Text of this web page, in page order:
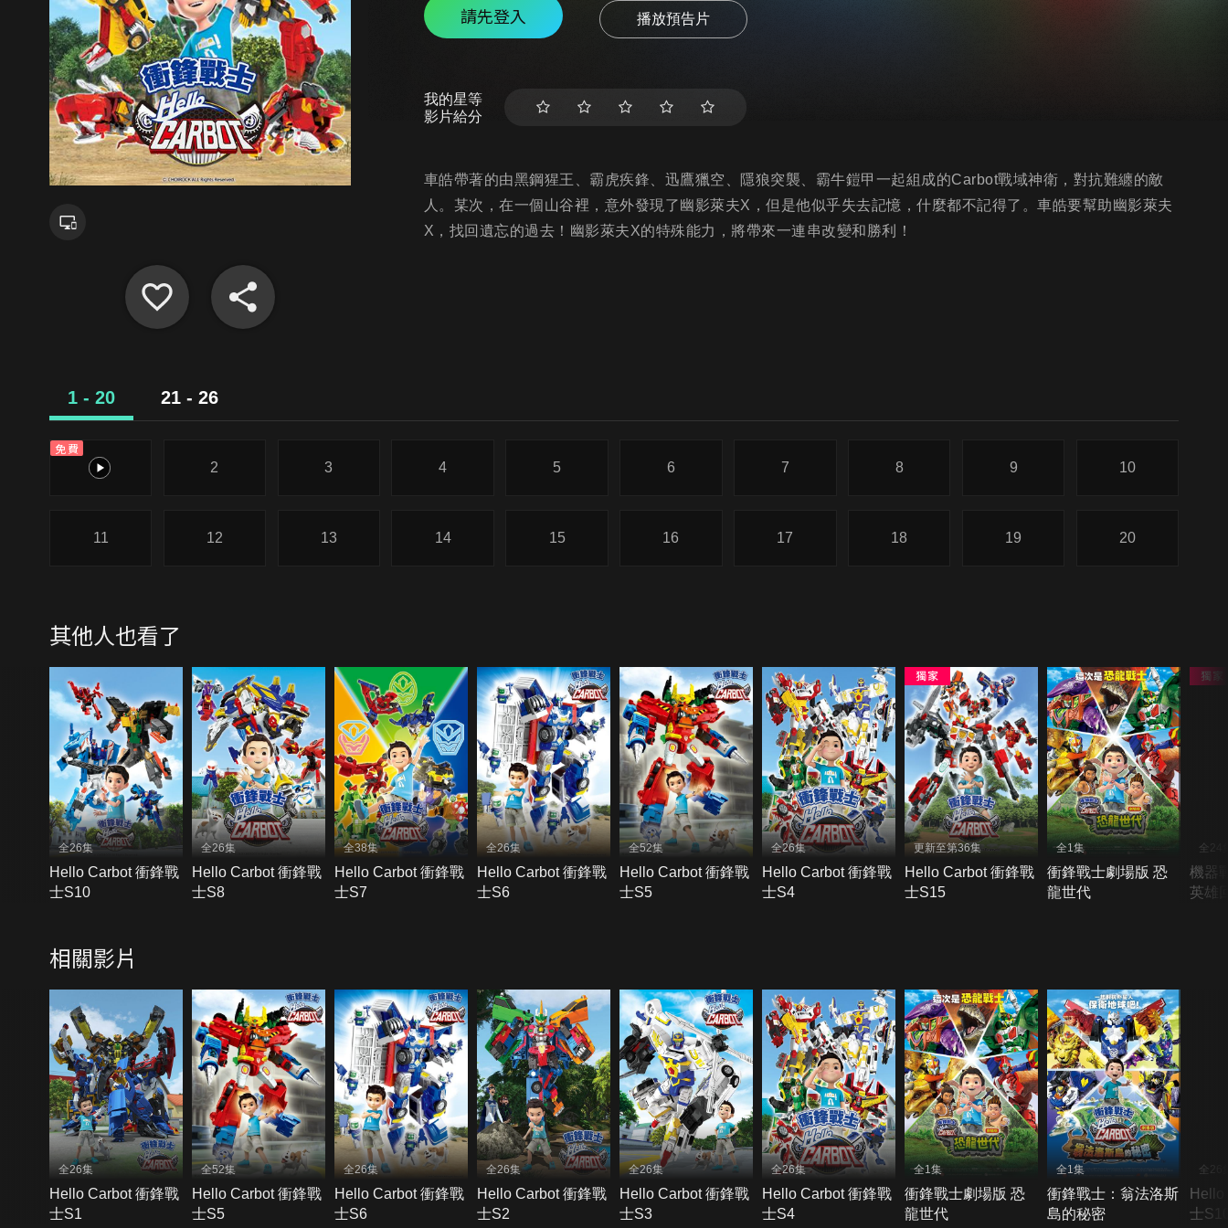
請先登入 播放預告片
我的星等
影片給分
車皓帶著的由黑鋼猩王、霸虎疾鋒、迅鷹獵空、隱狼突襲、霸牛鎧甲一起組成的Carbot戰域神衛，對抗難纏的敵
人。某次，在一個山谷裡，意外發現了幽影萊夫X，但是他似乎失去記憶，什麼都不記得了。車皓要幫助幽影萊夫
X，找回遺忘的過去！幽影萊夫X的特殊能力，將帶來一連串改變和勝利！
1 - 20 21 - 26
免費
1
2 3 4 5 6 7 8 9 10
11 12 13 14 15 16 17 18 19 20
其他人也看了
全26集
Hello Carbot 衝鋒戰
士S10
全26集
Hello Carbot 衝鋒戰
士S8
全38集
Hello Carbot 衝鋒戰
士S7
全26集
Hello Carbot 衝鋒戰
士S6
全52集
Hello Carbot 衝鋒戰
士S5
全26集
Hello Carbot 衝鋒戰
士S4
更新至第36集
Hello Carbot 衝鋒戰
士S15
全1集
衝鋒戰士劇場版 恐
龍世代
全24
機器
英雄
相關影片
全26集
Hello Carbot 衝鋒戰
士S1
全52集
Hello Carbot 衝鋒戰
士S5
全26集
Hello Carbot 衝鋒戰
士S6
全26集
Hello Carbot 衝鋒戰
士S2
全26集
Hello Carbot 衝鋒戰
士S3
全26集
Hello Carbot 衝鋒戰
士S4
全1集
衝鋒戰士劇場版 恐
龍世代
全1集
衝鋒戰士：翁法洛斯
島的秘密
全26
士